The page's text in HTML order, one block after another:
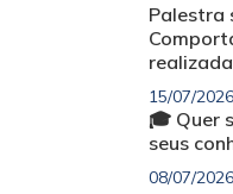
Palestra
15/07/2026
🎓 Quer
seus
08/07/2026